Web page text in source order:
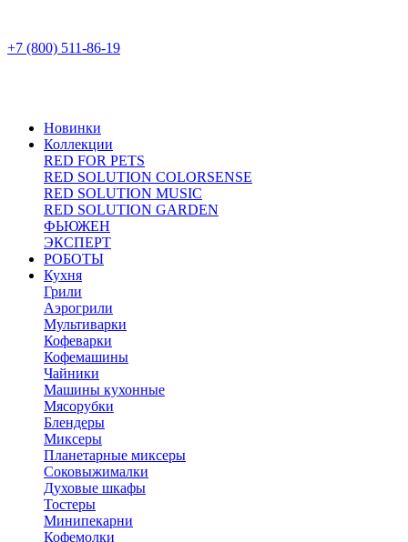
+7 (800) 511-86-19
Новинки
Коллекции
RED FOR PETS
RED SOLUTION COLORSENSE
RED SOLUTION MUSIC
RED SOLUTION GARDEN
ФЬЮЖЕН
ЭКСПЕРТ
РОБОТЫ
Кухня
Грили
Аэрогрили
Мультиварки
Кофеварки
Кофемашины
Чайники
Машины кухонные
Мясорубки
Блендеры
Миксеры
Планетарные миксеры
Соковыжималки
Духовые шкафы
Тостеры
Минипекарни
Кофемолки